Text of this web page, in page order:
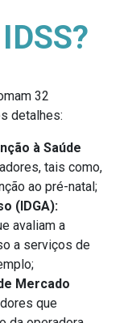
32
detalhes:
à Saúde
tais como,
ao pré-natal;
(IDGA):
avaliam a
a serviços de
Mercado
que